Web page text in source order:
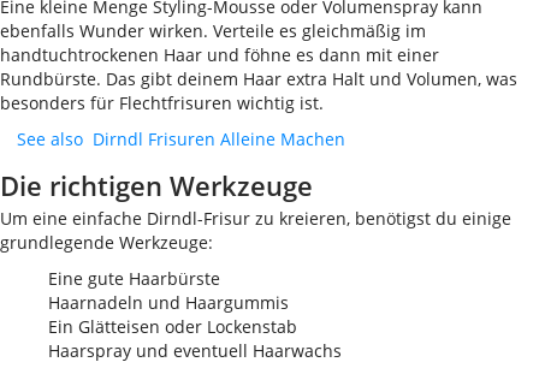
Eine kleine Menge Styling-Mousse oder Volumenspray kann
ebenfalls Wunder wirken. Verteile es gleichmäßig im
handtuchtrockenen Haar und föhne es dann mit einer
Rundbürste. Das gibt deinem Haar extra Halt und Volumen, was
besonders für Flechtfrisuren wichtig ist.
See also Dirndl Frisuren Alleine Machen
Die richtigen Werkzeuge
Um eine einfache Dirndl-Frisur zu kreieren, benötigst du einige
grundlegende Werkzeuge:
Eine gute Haarbürste
Haarnadeln und Haargummis
Ein Glätteisen oder Lockenstab
Haarspray und eventuell Haarwachs